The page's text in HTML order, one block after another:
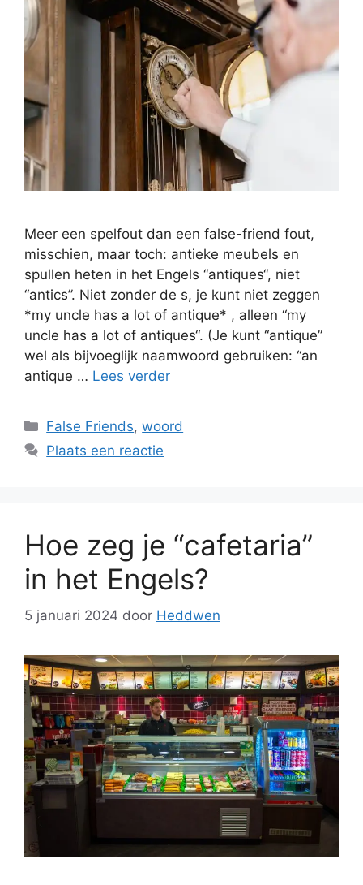
Meer een spelfout dan een false-friend fout,
misschien, maar toch: antieke meubels en
spullen heten in het Engels “antiques“, niet
“antics”. Niet zonder de s, je kunt niet zeggen
*my uncle has a lot of antique* , alleen “my
uncle has a lot of antiques“. (Je kunt “antique”
wel als bijvoeglijk naamwoord gebruiken: “an
antique … Lees verder
Categorieën
False Friends,woord
Plaats een reactie
Hoe zeg je “cafetaria”
in het Engels?
5 januari 2024 door Heddwen